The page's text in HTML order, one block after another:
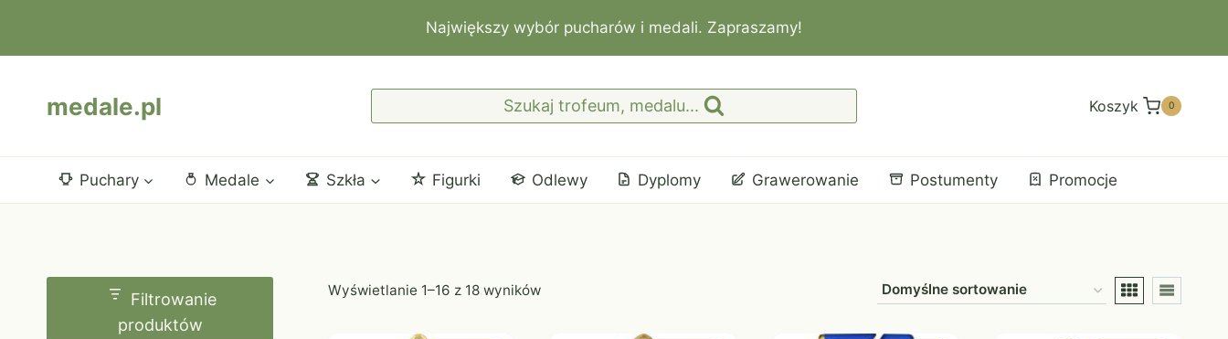
treści
Największy wybór pucharów i medali. Zapraszamy!
medale.pl Szukaj trofeum, medalu... Koszyk 0
Puchary Medale Szkła Figurki Odlewy Dyplomy Grawerowanie Postumenty Promocje
Wyświetlanie 1–16 z 18 wyników
Filtrowanie
produktów